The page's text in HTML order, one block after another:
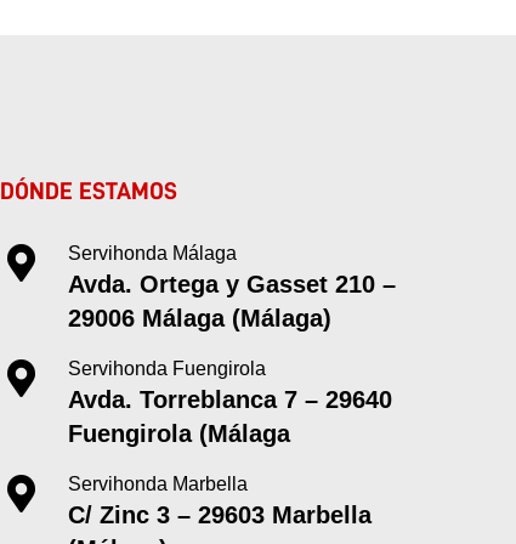
DÓNDE ESTAMOS
Servihonda Málaga
Avda. Ortega y Gasset 210 –
29006 Málaga (Málaga)
Servihonda Fuengirola
Avda. Torreblanca 7 – 29640
Fuengirola (Málaga
Servihonda Marbella
C/ Zinc 3 – 29603 Marbella